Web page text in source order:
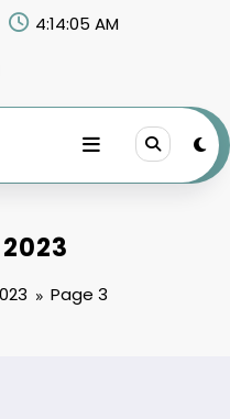
4:14:06 AM
Page 3